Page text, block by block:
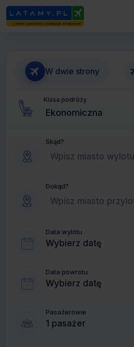
W dwie strony
Klasa podróży
Skąd?
Dokąd?
Data wylotu
Wybierz datę
Data powrotu
Wybierz datę
Pasażerowie
1 pasażer